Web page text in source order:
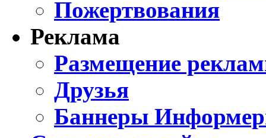
Пожертвования
Реклама
Размещение
Друзья
Баннеры